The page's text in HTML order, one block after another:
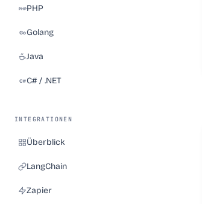
PHP
Golang
Java
C# / .NET
INTEGRATIONEN
Überblick
LangChain
Zapier